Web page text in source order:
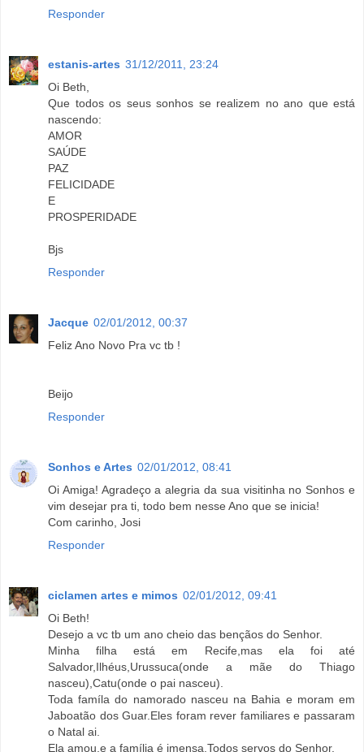
Responder
estanis-artes 31/12/2011, 23:24
Oi Beth,
Que todos os seus sonhos se realizem no ano que está
nascendo:
AMOR
SAÚDE
PAZ
FELICIDADE
E
PROSPERIDADE
Bjs
Responder
Jacque 02/01/2012, 00:37
Feliz Ano Novo Pra vc tb !
Beijo
Responder
Sonhos e Artes 02/01/2012, 08:41
Oi Amiga! Agradeço a alegria da sua visitinha no Sonhos e
vim desejar pra ti, todo bem nesse Ano que se inicia!
Com carinho, Josi
Responder
ciclamen artes e mimos 02/01/2012, 09:41
Oi Beth!
Desejo a vc tb um ano cheio das bençãos do Senhor.
Minha filha está em Recife,mas ela foi até
Salvador,Ilhéus,Urussuca(onde a mãe do Thiago
nasceu),Catu(onde o pai nasceu).
Toda famíla do namorado nasceu na Bahia e moram em
Jaboatão dos Guar.Eles foram rever familiares e passaram
o Natal ai.
Ela amou,e a família é imensa.Todos servos do Senhor.